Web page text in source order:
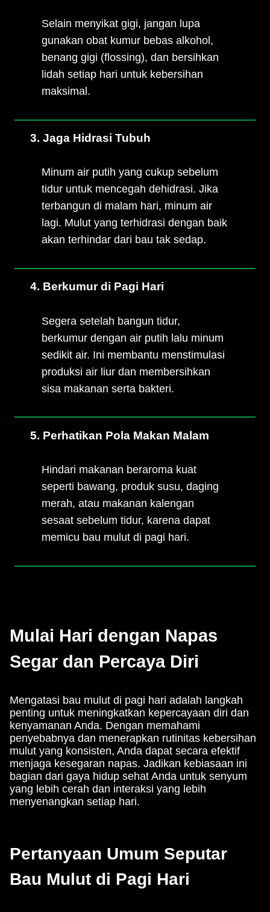
Selain menyikat gigi, jangan lupa
gunakan obat kumur bebas alkohol,
benang gigi (flossing), dan bersihkan
lidah setiap hari untuk kebersihan
maksimal.
3. Jaga Hidrasi Tubuh
Minum air putih yang cukup sebelum
tidur untuk mencegah dehidrasi. Jika
terbangun di malam hari, minum air
lagi. Mulut yang terhidrasi dengan baik
akan terhindar dari bau tak sedap.
4. Berkumur di Pagi Hari
Segera setelah bangun tidur,
berkumur dengan air putih lalu minum
sedikit air. Ini membantu menstimulasi
produksi air liur dan membersihkan
sisa makanan serta bakteri.
5. Perhatikan Pola Makan Malam
Hindari makanan beraroma kuat
seperti bawang, produk susu, daging
merah, atau makanan kalengan
sesaat sebelum tidur, karena dapat
memicu bau mulut di pagi hari.
Mulai Hari dengan Napas
Segar dan Percaya Diri
Mengatasi bau mulut di pagi hari adalah langkah
penting untuk meningkatkan kepercayaan diri dan
kenyamanan Anda. Dengan memahami
penyebabnya dan menerapkan rutinitas kebersihan
mulut yang konsisten, Anda dapat secara efektif
menjaga kesegaran napas. Jadikan kebiasaan ini
bagian dari gaya hidup sehat Anda untuk senyum
yang lebih cerah dan interaksi yang lebih
menyenangkan setiap hari.
Pertanyaan Umum Seputar
Bau Mulut di Pagi Hari